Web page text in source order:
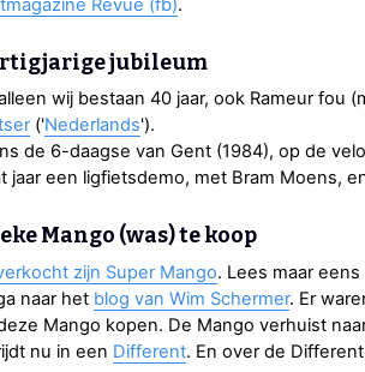
Revue (fb).
jubileum
wij bestaan 40 jaar, ook Rameur fou
('Nederlands').
de 6-daagse van Gent (1984), op de
jaar een ligfietsdemo, met Bram Moens,
Mango (was) te koop
zijn Super Mango. Lees maar
naar het blog van Wim Schermer. Er
Mango kopen. De Mango verhuist
nu in een Different. En over de